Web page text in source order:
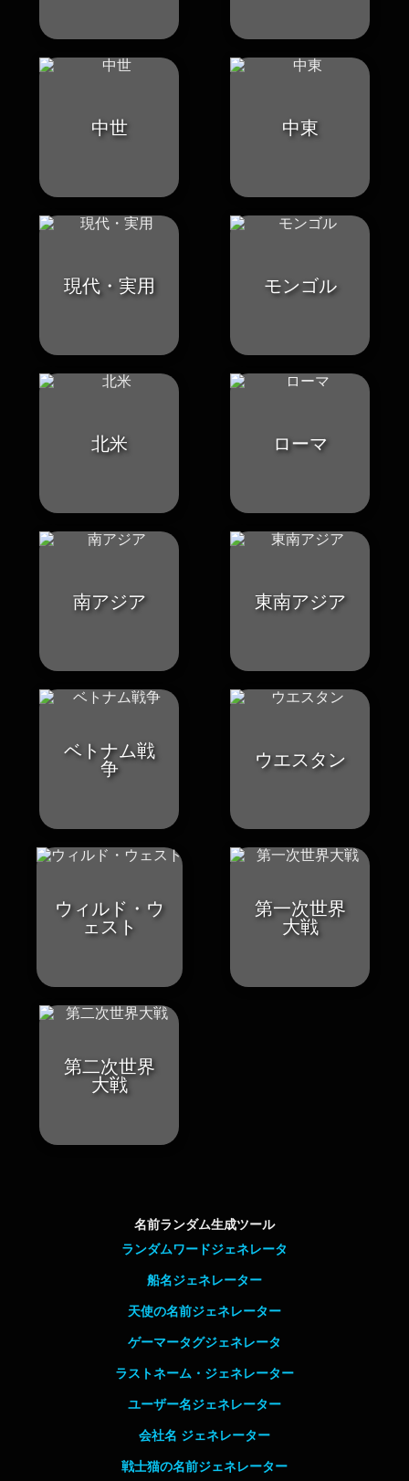
中世 中東
現代・実用 モンゴル
北米 ローマ
南アジア 東南アジア
ベトナム戦
争
ウエスタン
ウィルド・ウ
ェスト
第一次世界
大戦
第二次世界
大戦
名前ランダム生成ツール
ランダムワードジェネレータ
船名ジェネレーター
天使の名前ジェネレーター
ゲーマータグジェネレータ
ラストネーム・ジェネレーター
ユーザー名ジェネレーター
会社名 ジェネレーター
戦士猫の名前ジェネレーター